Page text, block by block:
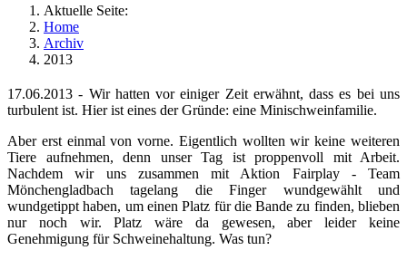
Aktuelle Seite:
Home
Archiv
2013
17.06.2013 - Wir hatten vor einiger Zeit erwähnt, dass es bei uns
turbulent ist. Hier ist eines der Gründe: eine Minischweinfamilie.
Aber erst einmal von vorne. Eigentlich wollten wir keine weiteren
Tiere aufnehmen, denn unser Tag ist proppenvoll mit Arbeit.
Nachdem wir uns zusammen mit Aktion Fairplay - Team
Mönchengladbach tagelang die Finger wundgewählt und
wundgetippt haben, um einen Platz für die Bande zu finden, blieben
nur noch wir. Platz wäre da gewesen, aber leider keine
Genehmigung für Schweinehaltung. Was tun?